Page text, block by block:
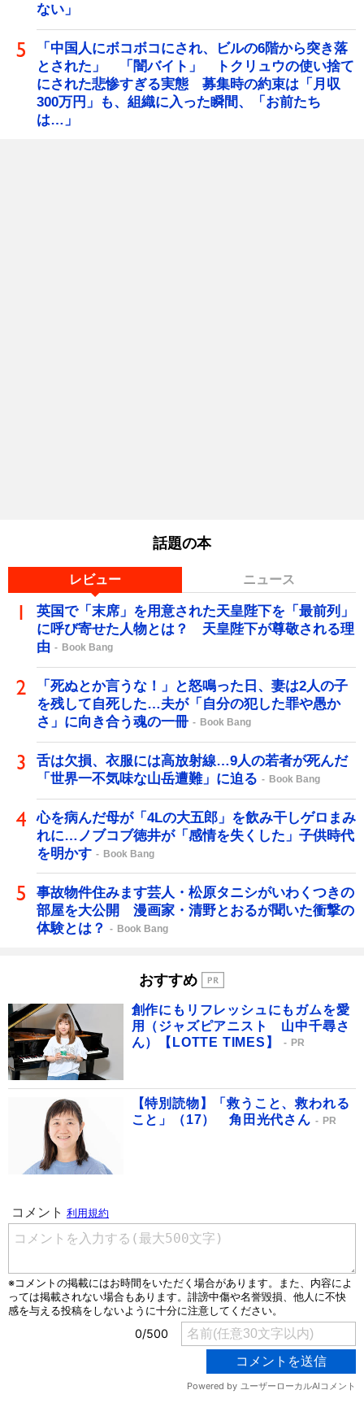
ない」
「中国人にボコボコにされ、ビルの6階から突き落
とされた」 「闇バイト」 トクリュウの使い捨て
にされた悲惨すぎる実態 募集時の約束は「月収
300万円」も、組織に入った瞬間、「お前たち
は…」
話題の本
レビュー ニュース
英国で「末席」を用意された天皇陛下を「最前列」
に呼び寄せた人物とは？ 天皇陛下が尊敬される理
由
Book Bang
「死ぬとか言うな！」と怒鳴った日、妻は2人の子
を残して自死した…夫が「自分の犯した罪や愚か
さ」に向き合う魂の一冊
Book Bang
舌は欠損、衣服には高放射線…9人の若者が死んだ
「世界一不気味な山岳遭難」に迫る
Book Bang
心を病んだ母が「4Lの大五郎」を飲み干しゲロまみ
れに…ノブコブ徳井が「感情を失くした」子供時代
を明かす
Book Bang
事故物件住みます芸人・松原タニシがいわくつきの
部屋を大公開 漫画家・清野とおるが聞いた衝撃の
体験とは？
Book Bang
おすすめ
創作にもリフレッシュにもガムを愛
用（ジャズピアニスト 山中千尋さ
ん）【LOTTE TIMES】
PR
【特別読物】「救うこと、救われる
こと」（17） 角田光代さん
PR